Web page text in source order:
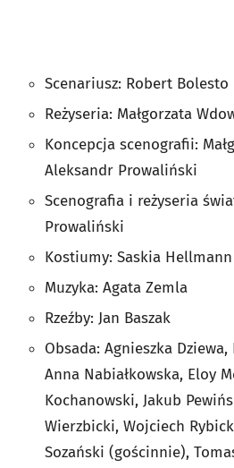
Scenariusz: Robert Bolesto
Reżyseria: Małgorzata
Koncepcja scenografii:
Aleksandr Prowaliński
Scenografia i reżyseria
Prowaliński
Kostiumy: Saskia Hellmann
Muzyka: Agata Zemla
Rzeźby: Jan Baszak
Obsada: Agnieszka
Anna Nabiałkowska, Eloy
Kochanowski, Jakub
Wierzbicki, Wojciech
Sozański (gościnnie),